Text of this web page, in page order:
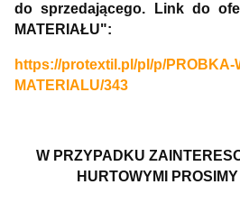
do sprzedającego. Link do
MATERIAŁU":
https://protextil.pl/pl/p/PROBKA-
MATERIALU/343
W PRZYPADKU
HURTOWYMI